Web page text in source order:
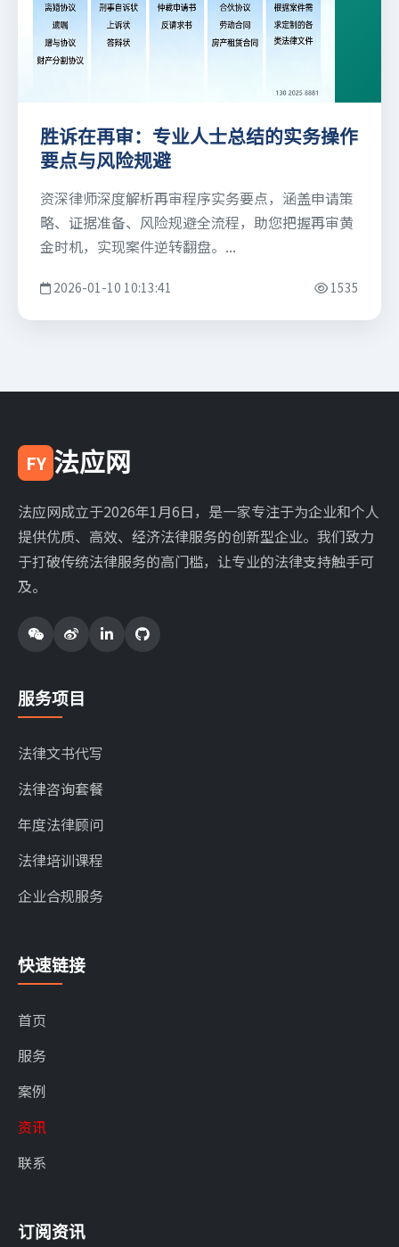
胜诉在再审：专业人士总结的实务操作
要点与风险规避
资深律师深度解析再审程序实务要点，涵盖申请策
略、证据准备、风险规避全流程，助您把握再审黄
金时机，实现案件逆转翻盘。...
2026-01-10 10:13:41 1535
FY 法应网
法应网成立于2026年1月6日，是一家专注于为企业和个人
提供优质、高效、经济法律服务的创新型企业。我们致力
于打破传统法律服务的高门槛，让专业的法律支持触手可
及。
服务项目
法律文书代写
法律咨询套餐
年度法律顾问
法律培训课程
企业合规服务
快速链接
首页
服务
案例
资讯
联系
订阅资讯